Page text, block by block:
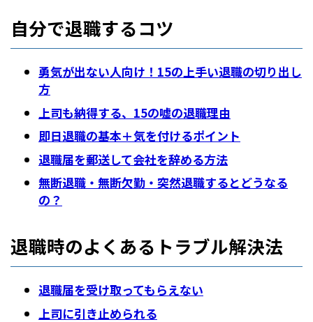
るのかと思っていましたが、作る素振りもみせ
ず、ただただ邪魔をしにきただけの様にしか見え
ませんでした。
しかもこれからは1ヶ月に一度、店を見にくると
言い放ったのです。
このことがあって、流石に耐えられなくなり、辞
める1ヶ月前に、退職を申し入れました。
ましたが、すべてが違いすぎて、こんなに恵まれ
てて良いのだろうか？と感じる程でした。居酒屋
ったため、私もこのような形で退職することとし
ました。
このイベントスタッフを辞めてからは、家庭教師
のアルバイトを始めることにしましたが、やはり
家庭教師は拘束時間が短いにもかかわらず、時給
が異常に高いことや、また担当している家が偶然
にもかなり金持ちの部類の家だったため、家庭教
師会社から振り込まれる給料以外にも、家庭から
四半期に寸志をいただいていたため、実質時給は
かなり上乗せされていたと思われます。
イベントスタッフはライブを見れたり、芸能人の
近くまで行けたりして楽しい面もあるので、
えられる人にとってはかなりいいアルバイトにな
るのでないかと思いました。
自分で退職するコツ
勇気が出ない人向け！15の上手い退職の切り出し
方
上司も納得する、15の嘘の退職理由
即日退職の基本＋気を付けるポイント
退職届を郵送して会社を辞める方法
無断退職・無断欠勤・突然退職するとどうなる
の？
退職時のよくあるトラブル解決法
退職届を受け取ってもらえない
上司に引き止められる